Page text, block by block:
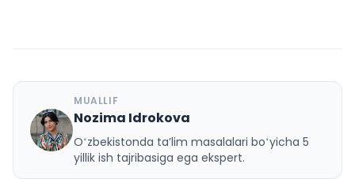
N
MUALLIF
Nozima Idrokova
Oʻzbekistonda taʼlim masalalari boʻyicha 5
yillik ish tajribasiga ega ekspert.